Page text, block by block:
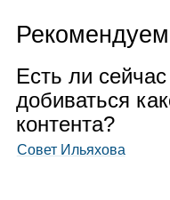
Есть ли
доби­ваться
кон­тента?
Совет Ильяхова